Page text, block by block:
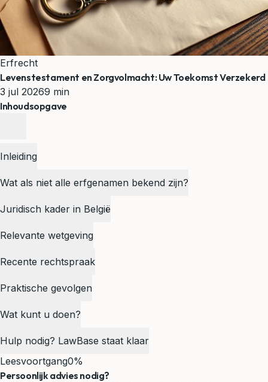
Erfrecht
Levenstestament en Zorgvolmacht: Uw Toekomst Verzekerd
3 jul 20269 min
Inhoudsopgave
Inleiding
Wat als niet alle erfgenamen bekend zijn?
Juridisch kader in België
Relevante wetgeving
Recente rechtspraak
Praktische gevolgen
Wat kunt u doen?
Hulp nodig? LawBase staat klaar
Leesvoortgang0%
Persoonlijk advies nodig?